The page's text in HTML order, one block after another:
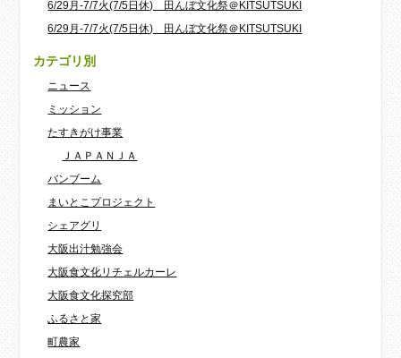
6/29月-7/7火(7/5日休) 田んぼ文化祭＠KITSUTSUKI
6/29月-7/7火(7/5日休) 田んぼ文化祭＠KITSUTSUKI
カテゴリ別
ニュース
ミッション
たすきがけ事業
ＪＡＰＡＮＪＡ
バンブーム
まいとこプロジェクト
シェアグリ
大阪出汁勉強会
大阪食文化リチェルカーレ
大阪食文化探究部
ふるさと家
町農家